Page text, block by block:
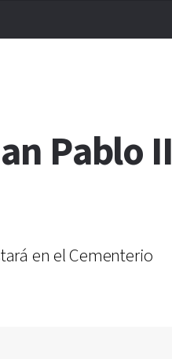
Pablo II
en el Cementerio